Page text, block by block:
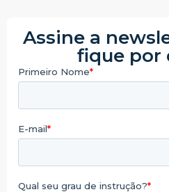
Assine a
fique por